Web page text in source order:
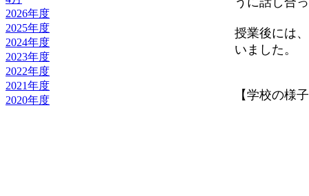
2026年度
2025年度
2024年度
2023年度
2022年度
2021年度
2020年度
授業後には
いました。
【学校の様